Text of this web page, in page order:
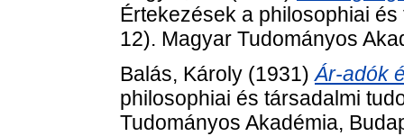
Értekezések a philosophiai
12). Magyar Tudományos
Balás, Károly (1931)Ár-adók
philosophiai és társadalmi
Tudományos Akadémia,